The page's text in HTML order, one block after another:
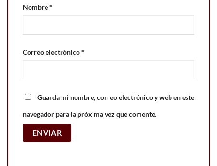
Nombre*
Correo electrónico*
Guarda mi nombre, correo electrónico y web en este
navegador para la próxima vez que comente.